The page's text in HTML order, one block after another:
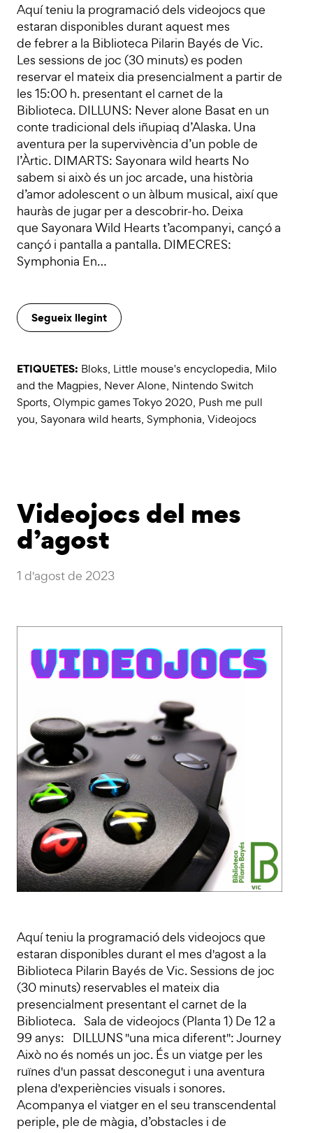
Aquí teniu la programació dels videojocs que
estaran disponibles durant aquest mes
de febrer a la Biblioteca Pilarin Bayés de Vic.
Les sessions de joc (30 minuts) es poden
reservar el mateix dia presencialment a partir de
les 15:00 h. presentant el carnet de la
Biblioteca. DILLUNS: Never alone Basat en un
conte tradicional dels iñupiaq d’Alaska. Una
aventura per la supervivència d’un poble de
l’Àrtic. DIMARTS: Sayonara wild hearts No
sabem si això és un joc arcade, una història
d’amor adolescent o un àlbum musical, així que
hauràs de jugar per a descobrir-ho. Deixa
que Sayonara Wild Hearts t’acompanyi, cançó a
cançó i pantalla a pantalla. DIMECRES:
Symphonia En…
Segueix llegint
ETIQUETES: Bloks, Little mouse's encyclopedia, Milo
and the Magpies, Never Alone, Nintendo Switch
Sports, Olympic games Tokyo 2020, Push me pull
you, Sayonara wild hearts, Symphonia, Videojocs
Videojocs del mes
d’agost
1 d'agost de 2023
Aquí teniu la programació dels videojocs que
estaran disponibles durant el mes d'agost a la
Biblioteca Pilarin Bayés de Vic. Sessions de joc
(30 minuts) reservables el mateix dia
presencialment presentant el carnet de la
Biblioteca. Sala de videojocs (Planta 1) De 12 a
99 anys: DILLUNS "una mica diferent": Journey
Això no és només un joc. És un viatge per les
ruïnes d'un passat desconegut i una aventura
plena d'experiències visuals i sonores.
Acompanya el viatger en el seu transcendental
periple, ple de màgia, d’obstacles i de